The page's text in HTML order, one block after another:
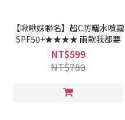
【啾啾妹聯名】超C防曬水噴霧
SPF50+★★★★ 兩款我都要
NT$599
NT$780